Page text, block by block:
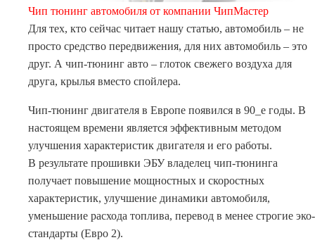
Чип тюнинг автомобиля от компании ЧипМастер
Для тех, кто сейчас читает нашу статью, автомобиль – не
просто средство передвижения, для них автомобиль – это
друг. А чип-тюнинг авто – глоток свежего воздуха для
друга, крылья вместо спойлера.
Чип-тюнинг двигателя в Европе появился в 90_е годы. В
настоящем времени является эффективным методом
улучшения характеристик двигателя и его работы.
В результате прошивки ЭБУ владелец чип-тюнинга
получает повышение мощностных и скоростных
характеристик, улучшение динамики автомобиля,
уменьшение расхода топлива, перевод в менее строгие эко-
стандарты (Евро 2).